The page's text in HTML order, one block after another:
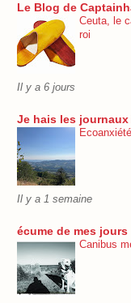
Le Blog de
Ceuta, le
roi
Il y a 6 jours
Je hais les
Ecoanxiété
Il y a 1 semaine
écume de mes jours
Canibus